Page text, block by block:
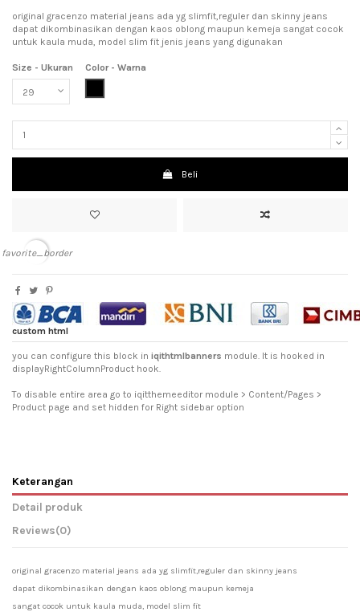
original gracenzo material jeans ada yg slimfit,reguler dan skinny jeans
dapat dikombinasikan dengan kaos oblong maupun kemeja sangat cocok
untuk kaula muda, model slim fit jenis jeans yang digunakan
Size - Ukuran
Color - Warna
Beli
favorite_border
custom html
you can configure this block in iqithtmlbanners module. It is hooked in
displayRightColumnProduct hook.
To disable entire area go to iqitthemeeditor module > Content/Pages >
Product page and set hidden for Right sidebar option
Keterangan
Detail produk
Reviews(0)
original gracenzo material jeans ada yg slimfit,reguler dan skinny jeans
dapat dikombinasikan dengan kaos oblong maupun kemeja
sangat cocok untuk kaula muda, model slim fit